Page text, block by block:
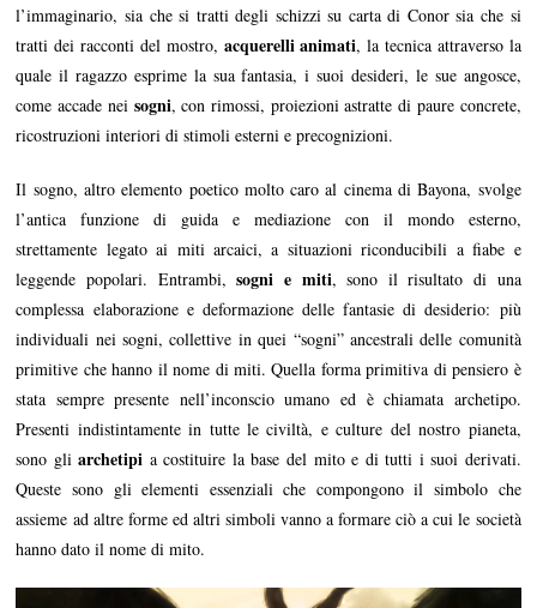
l’immaginario, sia che si tratti degli schizzi su carta di Conor sia che si
tratti dei racconti del mostro, acquerelli animati, la tecnica attraverso la
quale il ragazzo esprime la sua fantasia, i suoi desideri, le sue angosce,
come accade nei sogni, con rimossi, proiezioni astratte di paure concrete,
ricostruzioni interiori di stimoli esterni e precognizioni.
Il sogno, altro elemento poetico molto caro al cinema di Bayona, svolge
l’antica funzione di guida e mediazione con il mondo esterno,
strettamente legato ai miti arcaici, a situazioni riconducibili a fiabe e
leggende popolari. Entrambi,sogni e miti, sono il risultato di una
complessa elaborazione e deformazione delle fantasie di desiderio: più
individuali nei sogni, collettive in quei “sogni” ancestrali delle comunità
primitive che hanno il nome di miti. Quella forma primitiva di pensiero è
stata sempre presente nell’inconscio umano ed è chiamata archetipo.
Presenti indistintamente in tutte le civiltà, e culture del nostro pianeta,
sono gliarchetipi a costituire la base del mito e di tutti i suoi derivati.
Queste sono gli elementi essenziali che compongono il simbolo che
assieme ad altre forme ed altri simboli vanno a formare ciò a cui le società
hanno dato il nome di mito.